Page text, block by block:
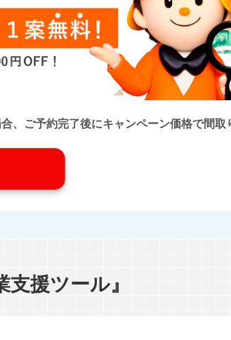
、ご予約完了後にキャンペーン価格で間取
援ツール』